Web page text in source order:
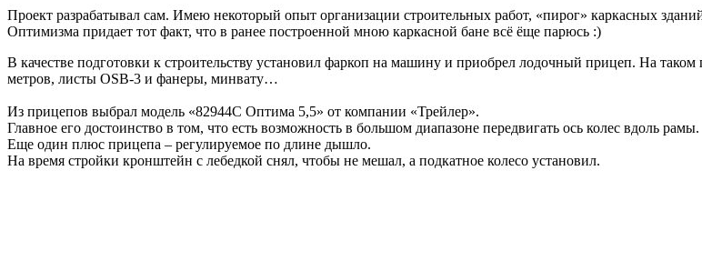
Проект разрабатывал сам. Имею некоторый опыт организации строительных работ, «пирог» каркасных
Оптимизма придает тот факт, что в ранее построенной мною каркасной бане всё ёще парюсь :)
В качестве подготовки к строительству установил фаркоп на машину и приобрел лодочный прицеп. На
метров, листы OSB-3 и фанеры, минвату…
Из прицепов выбрал модель «82944С Оптима 5,5» от компании «Трейлер».
Главное его достоинство в том, что есть возможность в большом диапазоне передвигать ось колес вдоль
Еще один плюс прицепа – регулируемое по длине дышло.
На время стройки кронштейн с лебедкой снял, чтобы не мешал, а подкатное колесо установил.